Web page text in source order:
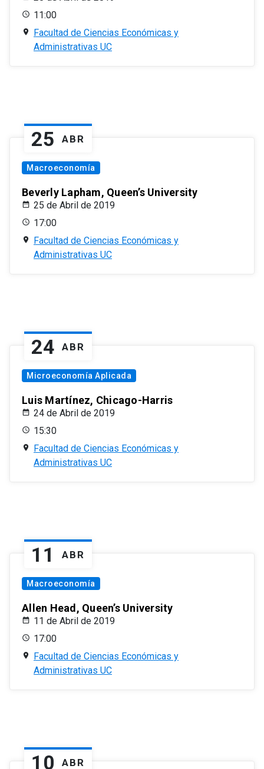
11:00
Facultad de Ciencias Económicas y
Administrativas UC
25 ABR
Macroeconomía
Beverly Lapham, Queen’s University
25 de Abril de 2019
17:00
Facultad de Ciencias Económicas y
Administrativas UC
24 ABR
Microeconomía Aplicada
Luis Martínez, Chicago-Harris
24 de Abril de 2019
15:30
Facultad de Ciencias Económicas y
Administrativas UC
11 ABR
Macroeconomía
Allen Head, Queen’s University
11 de Abril de 2019
17:00
Facultad de Ciencias Económicas y
Administrativas UC
10 ABR